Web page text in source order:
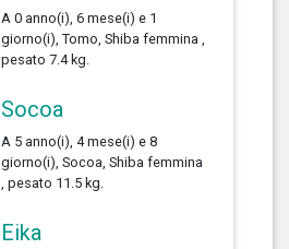
A 0 anno(i), 6 mese(i) e 1
giorno(i), Tomo, Shiba femmina ,
pesato 7.4 kg.
Socoa
A 5 anno(i), 4 mese(i) e 8
giorno(i), Socoa, Shiba femmina
, pesato 11.5 kg.
Eika